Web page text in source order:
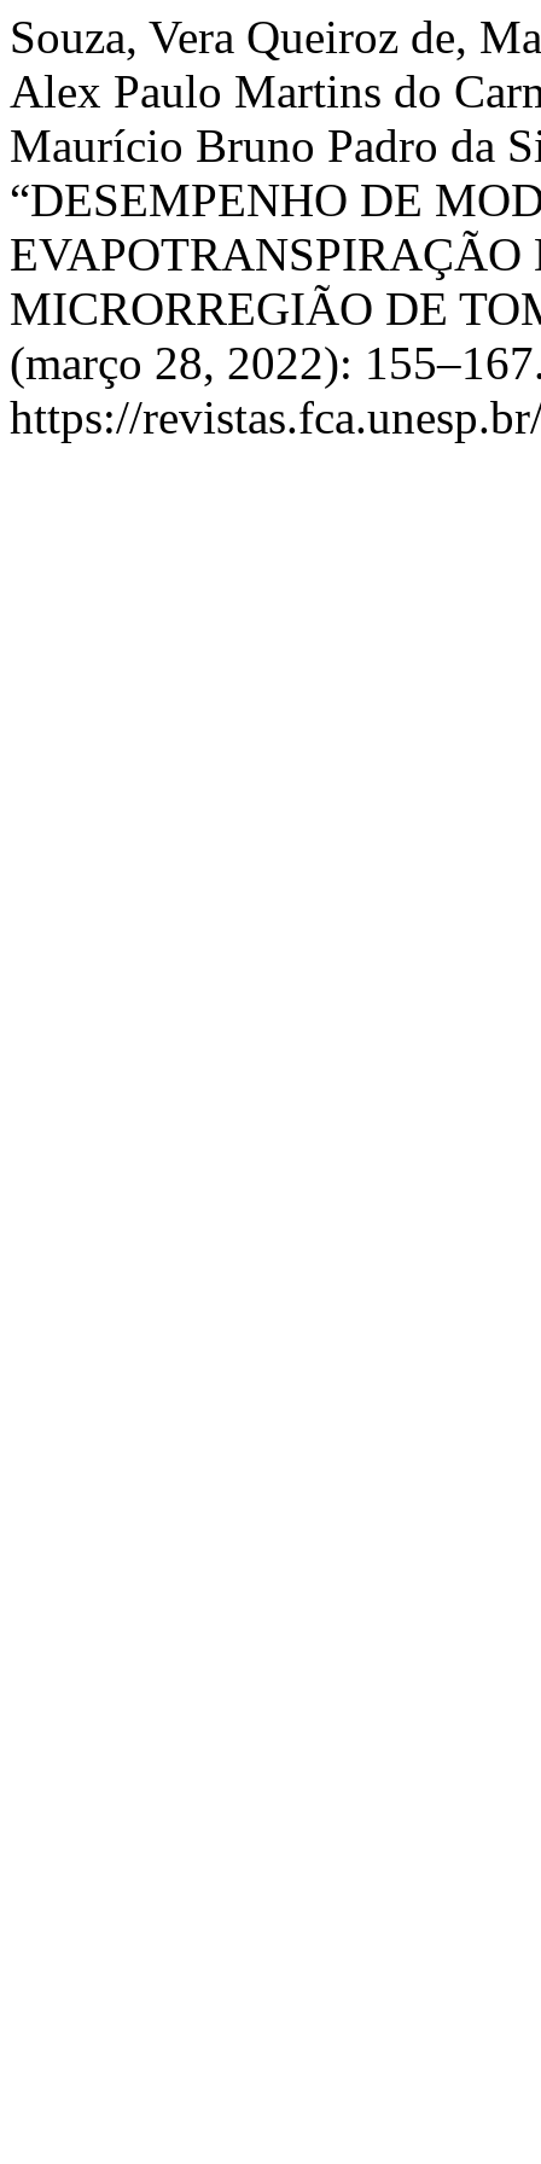
Souza, Vera Queiroz de,
Alex Paulo Martins do
Maurício Bruno Padro da
“DESEMPENHO DE
MICRORREGIÃO DE
(março 28, 2022):
https://